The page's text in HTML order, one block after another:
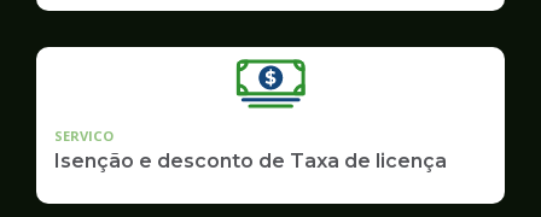
SERVICO
Isenção e desconto de Taxa de licença